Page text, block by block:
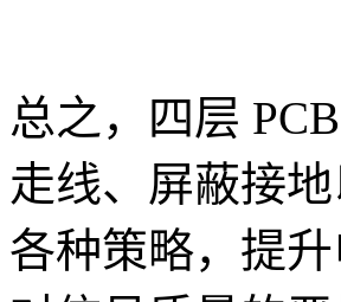
总之，四层
走线、屏蔽接
各种策略，提